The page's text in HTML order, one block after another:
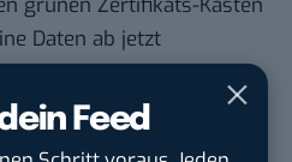
Feed
grünen Zertifikats-Kasten
Daten ab jetzt
Das würde die
lange aufhalten, aber
lästige Hacker vom Hals